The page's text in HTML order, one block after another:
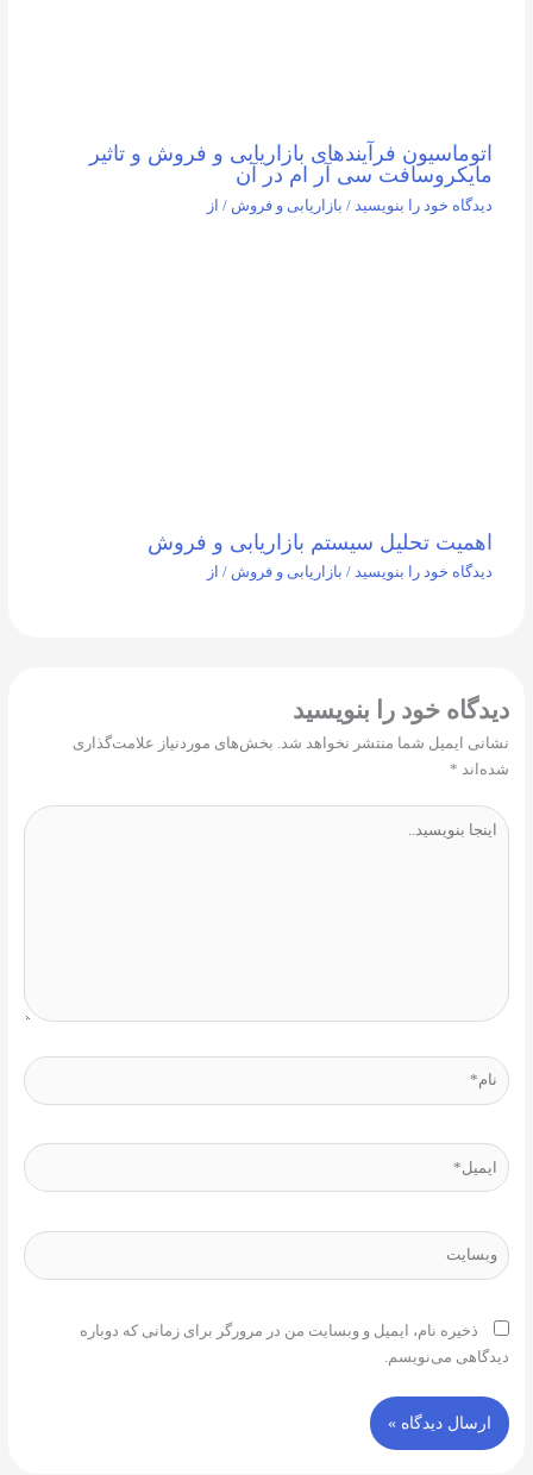
اتوماسیون فرآیندهای بازاریابی و فروش و تاثیر
مایکروسافت سی آر ام در آن
دیدگاه‌ خود را بنویسید / بازاریابی و فروش / از
اهمیت تحلیل سیستم بازاریابی و فروش
دیدگاه‌ خود را بنویسید / بازاریابی و فروش / از
دیدگاه‌ خود را بنویسید
نشانی ایمیل شما منتشر نخواهد شد. بخش‌های موردنیاز علامت‌گذاری
شده‌اند *
اینجا
نام*
ایمیل*
وبسایت
ذخیره نام، ایمیل و وبسایت من در مرورگر برای زمانی که دوباره
دیدگاهی می‌نویسم.